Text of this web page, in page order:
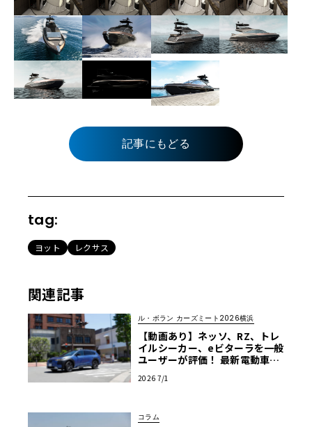
記事にもどる
tag:
ヨット レクサス
関連記事
ル・ボラン カーズミート2026横浜
【動画あり】ネッソ、RZ、トレ
イルシーカー、eビターラを一般
ユーザーが評価！ 最新電動車体
ーズミート2026横浜】
2026 7/1
コラム